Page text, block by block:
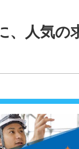
あり（需要の
1日7時間、1
、人気の